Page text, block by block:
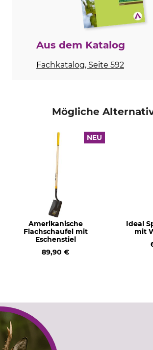
Aus dem Katalog
Fachkatalog, Seite 592
Mögliche
NEU
Amerikanische
Flachschaufel mit
Eschenstiel
89,90 €
Ideal
mit
SERVICE